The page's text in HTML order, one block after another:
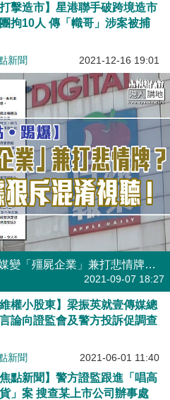
打擊造市】星港聯手破跨境造市
拘10人 傳「幟哥」涉案被捕
新聞 2021-12-16 19:01
【短片】【焦點‧踢爆】壹傳媒變「殭屍企業」兼打悲情牌？保安局兩理據狠斥混淆視聽！
2021-09-07 18:27
維權小股東】梁振英就壹傳媒總
論向證監會及警方投訴促調查
新聞 2021-06-01 11:40
焦點新聞】警方證監跟進「唱高
」案 搜查某上市公司辦事處